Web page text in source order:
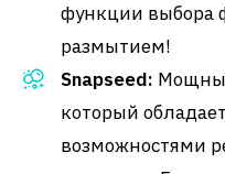
функции выбора
размытием!
Snapseed:
который
возможностями